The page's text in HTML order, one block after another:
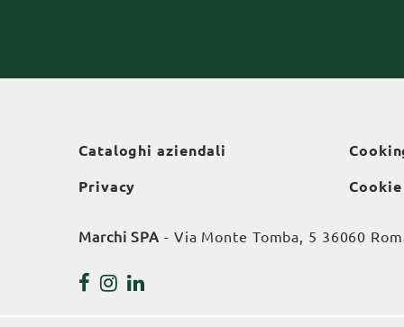
Cataloghi aziendali
Privacy
Marchi SPA - Via Monte Tomba, 5 36060